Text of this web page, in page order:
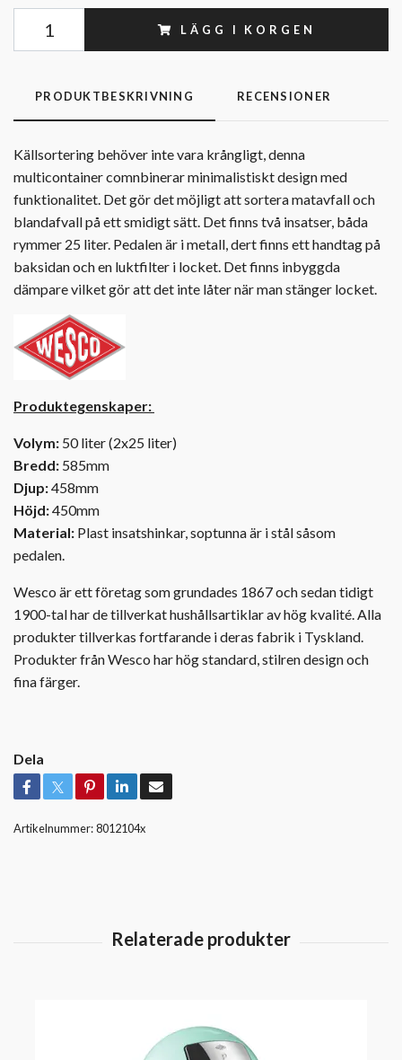
LÄGG I KORGEN
PRODUKTBESKRIVNING RECENSIONER
Källsortering behöver inte vara krångligt, denna
multicontainer comnbinerar minimalistiskt design med
funktionalitet. Det gör det möjligt att sortera matavfall och
blandafvall på ett smidigt sätt. Det finns två insatser, båda
rymmer 25 liter. Pedalen är i metall, dert finns ett handtag på
baksidan och en luktfilter i locket. Det finns inbyggda
dämpare vilket gör att det inte låter när man stänger locket.
Produktegenskaper:
Volym: 50 liter (2x25 liter)
Bredd: 585mm
Djup:458mm
Höjd:450mm
Material: Plast insatshinkar, soptunna är i stål såsom
pedalen.
Wesco är ett företag som grundades 1867 och sedan tidigt
1900-tal har de tillverkat hushållsartiklar av hög kvalité. Alla
produkter tillverkas fortfarande i deras fabrik i Tyskland.
Produkter från Wesco har hög standard, stilren design och
fina färger.
Dela
Artikelnummer:8012104x